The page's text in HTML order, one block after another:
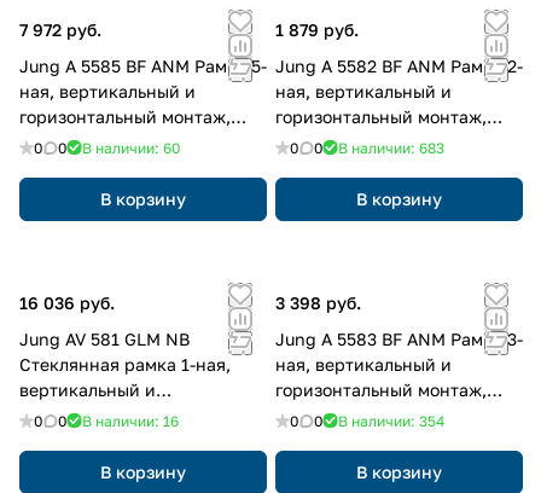
7 972 руб.
Jung A 5585 BF ANM Рамка 5-
ная, вертикальный и
горизонтальный монтаж,
Лакированный термопласт,
0 0 В наличии: 60
В корзину
1 879 руб.
Jung A 5582 BF ANM Рамка 2-
ная, вертикальный и
горизонтальный монтаж,
Лакированный термопласт,
0 0 В наличии: 683
В корзину
16 036 руб.
Jung AV 581 GLM NB
Стеклянная рамка 1-ная,
вертикальный и
горизонтальный монтаж,
0 0 В наличии: 16
В корзину
3 398 руб.
Jung A 5583 BF ANM Рамка 3-
ная, вертикальный и
горизонтальный монтаж,
Лакированный термопласт,
0 0 В наличии: 354
В корзину